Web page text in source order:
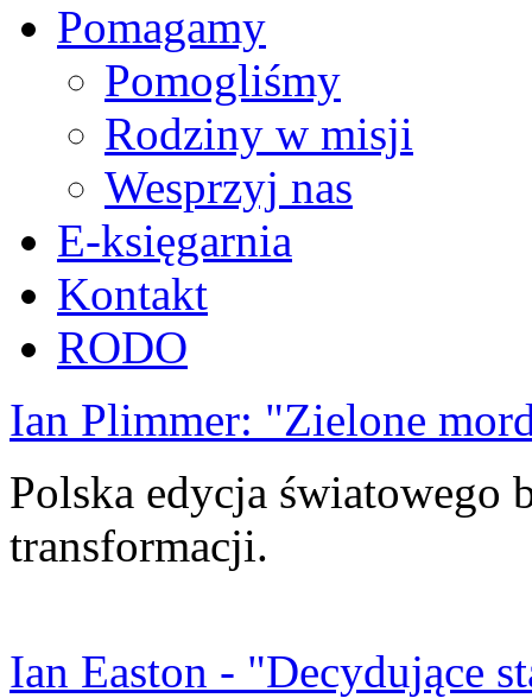
Pomagamy
Pomogliśmy
Rodziny w misji
Wesprzyj nas
E-księgarnia
Kontakt
RODO
Ian Plimmer: "Zielone
Polska edycja światowego
transformacji.
Ian Easton - "Decydujące